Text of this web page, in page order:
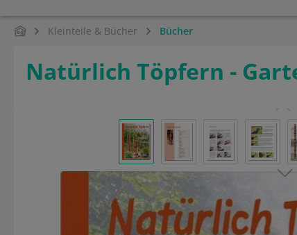
Kleinteile & Bücher Bücher
Natürlich Töpfern -
Bildergalerie überspringen